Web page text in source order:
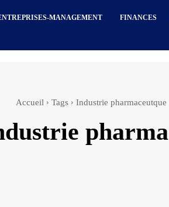
MANAGEMENT FINANCES
Accueil Tags Industrie pharmaceutque